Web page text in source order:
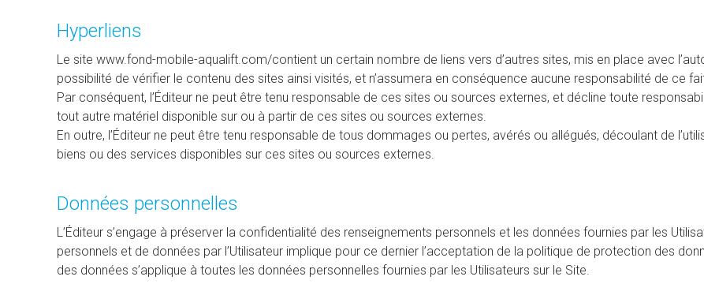
Hyperliens
Le site www.fond-mobile-aqualift.com/contient un certain nombre de liens vers d’autres sites, mis en place avec
possibilité de vérifier le contenu des sites ainsi visités, et n’assumera en conséquence aucune responsabilité de ce
Par conséquent, l’Éditeur ne peut être tenu responsable de ces sites ou sources externes, et décline toute
tout autre matériel disponible sur ou à partir de ces sites ou sources externes.
En outre, l’Éditeur ne peut être tenu responsable de tous dommages ou pertes, avérés ou allégués, découlant de
biens ou des services disponibles sur ces sites ou sources externes.
Données personnelles
L’Éditeur s’engage à préserver la confidentialité des renseignements personnels et les données fournies par les
personnels et de données par l’Utilisateur implique pour ce dernier l’acceptation de la politique de protection des
des données s’applique à toutes les données personnelles fournies par les Utilisateurs sur le Site.